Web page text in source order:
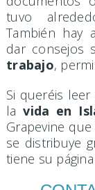
tuvo
También hay
dar consejos
trabajo,
Si queréis
la vida en
Grapevine
se distribuye
tiene su